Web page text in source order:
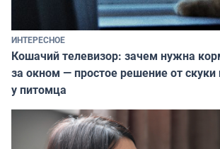
ИНТЕРЕСНОЕ
Кошачий телевизор: зачем нужна
за окном — простое решение от скуки
у питомца